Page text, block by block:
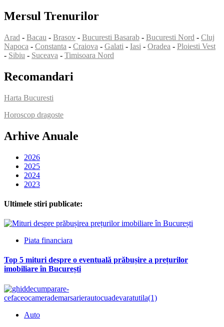
Mersul Trenurilor
Arad - Bacau - Brasov - Bucuresti Basarab - Bucuresti Nord - Cluj
Napoca - Constanta - Craiova - Galati - Iasi - Oradea - Ploiesti Vest
- Sibiu - Suceava - Timisoara Nord
Recomandari
Harta Bucuresti
Horoscop dragoste
Arhive Anuale
2026
2025
2024
2023
Ultimele stiri publicate:
Piata financiara
Top 5 mituri despre o eventuală prăbușire a prețurilor
imobiliare în București
Auto